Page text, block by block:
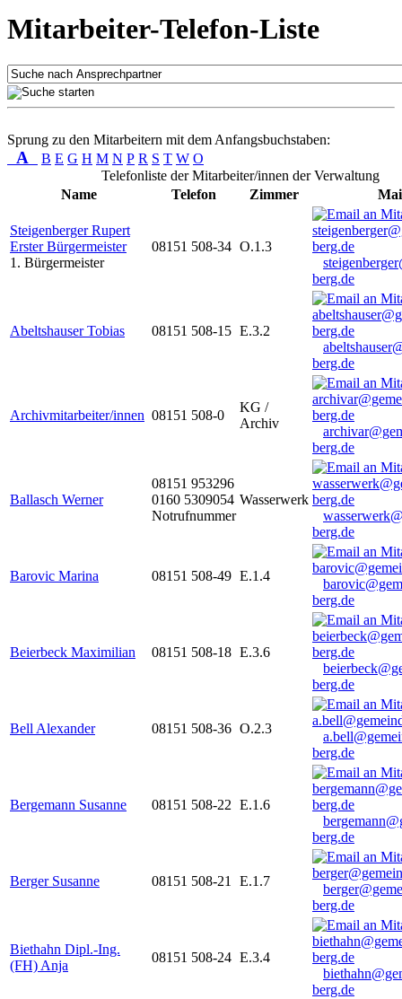
Mitarbeiter-Telefon-Liste
Sprung zu den Mitarbeitern mit dem Anfangsbuchstaben:
A B E G H M N P R S T W O
Telefonliste der Mitarbeiter/innen der Verwaltung
Name
Telefon Zimmer
Steigenberger Rupert
Erster Bürgermeister
1. Bürgermeister
08151 508-34 O.1.3
berg.de
Abeltshauser Tobias 08151 508-15 E.3.2
berg.de
Archivmitarbeiter/innen 08151 508-0
KG /
Archiv
berg.de
Ballasch Werner
08151 953296
0160 5309054
Notrufnummer
Wasserwerk
berg.de
Barovic Marina 08151 508-49 E.1.4
berg.de
Beierbeck Maximilian 08151 508-18 E.3.6
berg.de
Bell Alexander 08151 508-36 O.2.3
berg.de
Bergemann Susanne 08151 508-22 E.1.6
berg.de
Berger Susanne 08151 508-21 E.1.7
berg.de
Biethahn Dipl.-Ing.
(FH) Anja
08151 508-24 E.3.4
berg.de